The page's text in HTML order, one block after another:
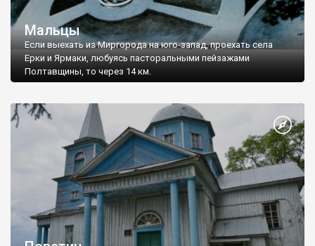
Мальцы
Если выехать из Миргорода на юго-запад, проехать села
Ерки и Ярмаки, любуясь пасторальными пейзажами
Полтавщины, то через 14 км.